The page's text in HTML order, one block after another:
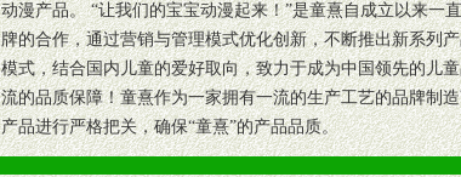
动漫产品。 “让我们的宝宝动漫起来！”是童熹自成立以来一
牌的合作，通过营销与管理模式优化创新，不断推出新系列
模式，结合国内儿童的爱好取向，致力于成为中国领先的儿
流的品质保障！童熹作为一家拥有一流的生产工艺的品牌制
产品进行严格把关，确保“童熹”的产品品质。